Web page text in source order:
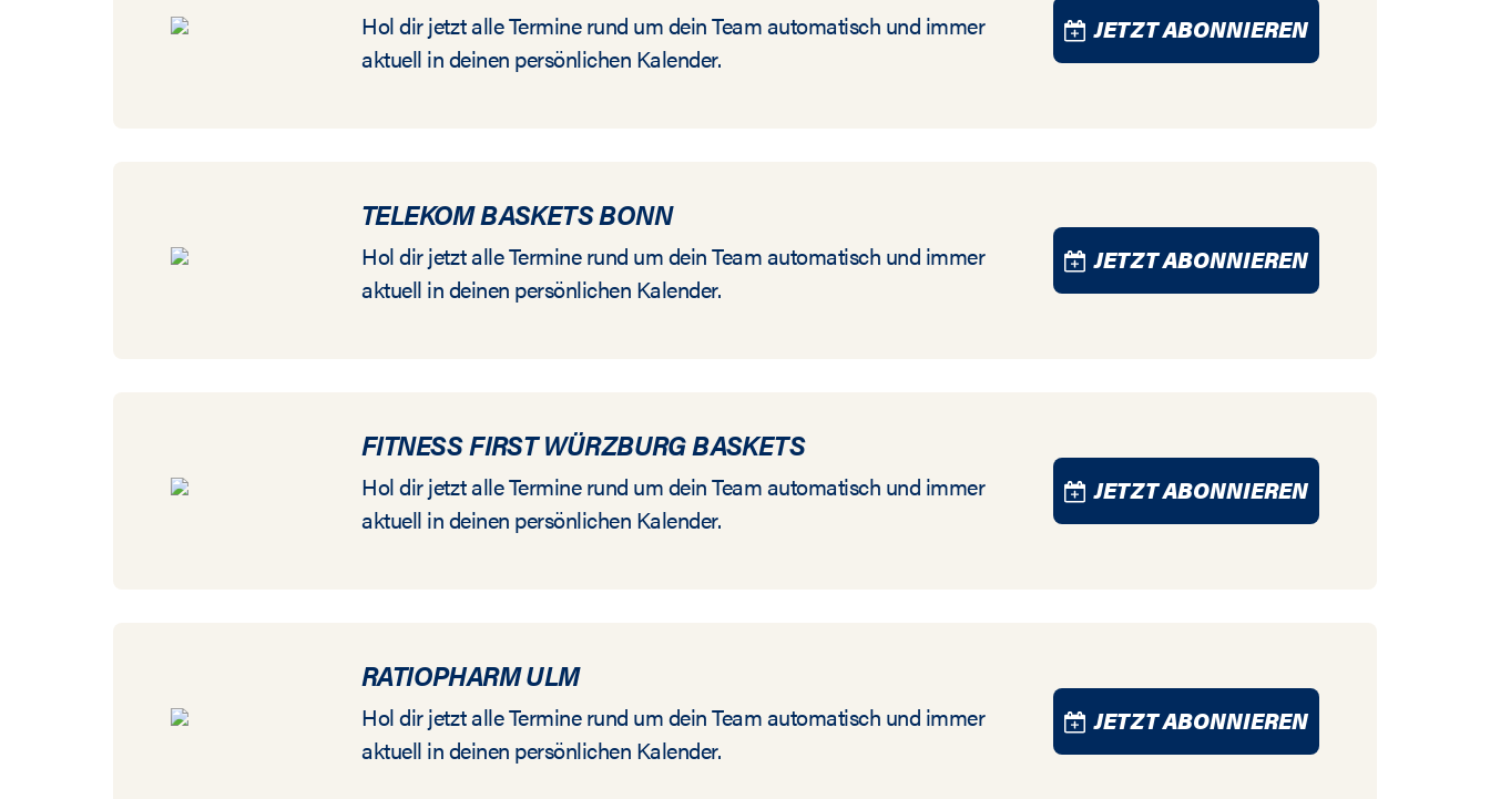
Hol dir jetzt alle Termine rund um dein Team automatisch und immer
aktuell in deinen persönlichen Kalender.
JETZT ABONNIEREN
TELEKOM BASKETS BONN
Hol dir jetzt alle Termine rund um dein Team automatisch und immer
aktuell in deinen persönlichen Kalender.
JETZT ABONNIEREN
FITNESS FIRST WÜRZBURG BASKETS
Hol dir jetzt alle Termine rund um dein Team automatisch und immer
aktuell in deinen persönlichen Kalender.
JETZT ABONNIEREN
RATIOPHARM ULM
Hol dir jetzt alle Termine rund um dein Team automatisch und immer
aktuell in deinen persönlichen Kalender.
JETZT ABONNIEREN